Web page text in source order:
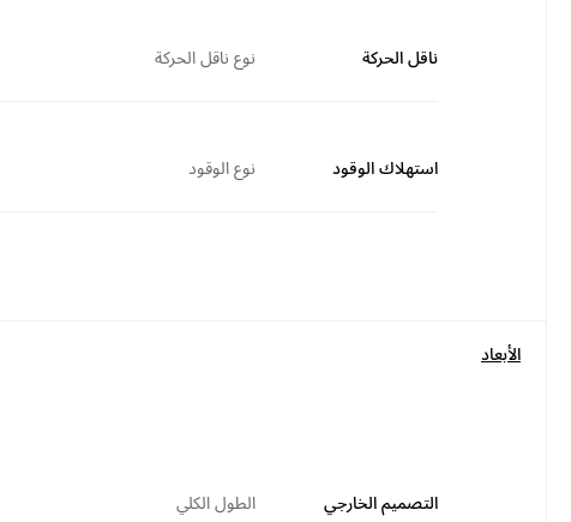
ناقل الحركة نوع ناقل الحركة
استهلاك الوقود نوع الوقود
الأبعاد
التصميم الخارجي
الطول الكلي